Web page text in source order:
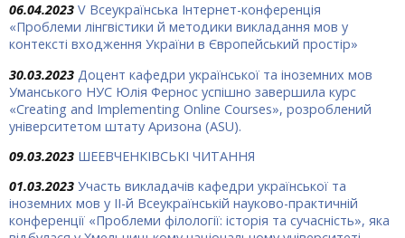
06.04.2023 V Всеукраїнська Інтернет-конференція
«Проблеми лінгвістики й методики викладання мов у
контексті входження України в Європейський простір»
30.03.2023 Доцент кафедри української та іноземних мов
Уманського НУС Юлія Фернос успішно завершила курс
«Creating and Implementing Online Courses», розроблений
університетом штату Аризона (ASU).
09.03.2023 ШЕЕВЧЕНКІВСЬКІ ЧИТАННЯ
01.03.2023 Участь викладачів кафедри української та
іноземних мов у ІІ-й Всеукраїнській науково-практичній
конференції «Проблеми філології: історія та сучасність», яка